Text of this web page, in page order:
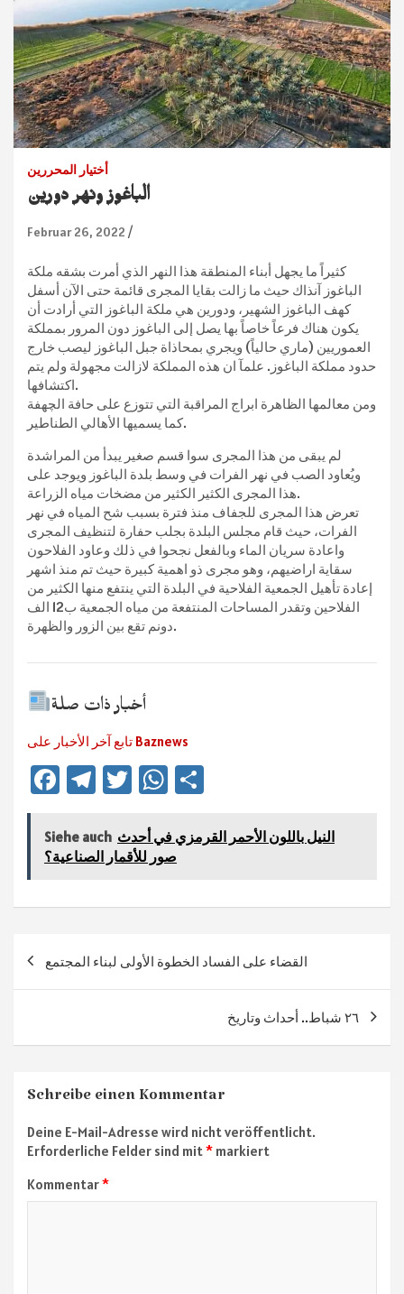
أختيار المحررين
الباغوز ونهر دورين
Februar 26, 2022
كثيراً ما يجهل أبناء المنطقة هذا النهر الذي أمرت بشقه ملكة
الباغوز آنذاك حيث ما زالت بقايا المجرى قائمة حتى الآن أسفل
كهف الباغوز الشهير، ودورين هي ملكة الباغوز التي أرادت أن
يكون هناك فرعاً خاصاً بها يصل إلى الباغوز دون المرور بمملكة
العموريين (ماري حالياً) ويجري بمحاذاة جبل الباغوز ليصب خارج
حدود مملكة الباغوز. علمآ ان هذه المملكة لازالت مجهولة ولم يتم
اكتشافها.
ومن معالمها الظاهرة ابراج المراقبة التي تتوزع على حافة الچهفة
كما يسميها الأهالي الطناطير.
لم يبقى من هذا المجرى سوا قسم صغير يبدأ من المراشدة
ويُعاود الصب في نهر الفرات في وسط بلدة الباغوز ويوجد على
هذا المجرى الكثير الكثير من مضخات مياه الزراعة.
تعرض هذا المجرى للجفاف منذ فترة بسبب شح المياه في نهر
الفرات، حيث قام مجلس البلدة بجلب حفارة لتنظيف المجرى
واعادة سريان الماء وبالفعل نجحوا في ذلك وعاود الفلاحون
سقاية اراضيهم، وهو مجرى ذو اهمية كبيرة حيث تم منذ اشهر
إعادة تأهيل الجمعية الفلاحية في البلدة التي ينتفع منها الكثير من
الفلاحين وتقدر المساحات المنتفعة من مياه الجمعية ب12 الف
دونم تقع بين الزور والظهرة.
أخبار ذات صلة
تابع آخر الأخبار على Baznews
Fa
b
o
Te
gr
a
T
tt
er
W
at
sA
n
Siehe auch النيل باللون الأحمر القرمزي في أحدث
صور للأقمار الصناعية؟
القضاء على الفساد الخطوة الأولى لبناء المجتمع
٢٦ شباط.. أحداث وتاريخ
Schreibe einen Kommentar
Deine E-Mail-Adresse wird nicht veröffentlicht.
Erforderliche Felder sind mit* markiert
Kommentar*